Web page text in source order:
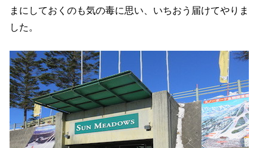
まにしておくのも気の毒に思い、いちおう届けてやりま
した。